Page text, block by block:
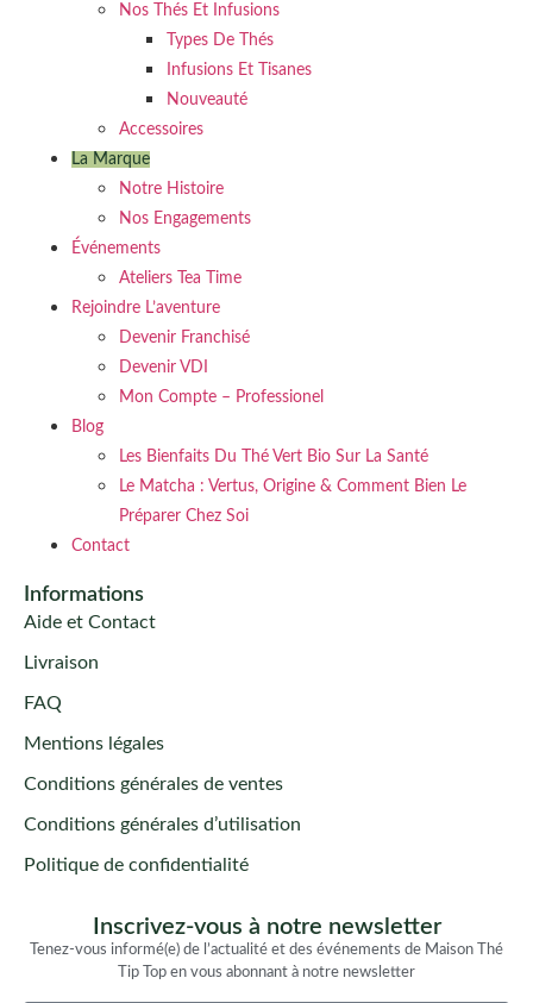
Nos Thés Et Infusions
Types De Thés
Infusions Et Tisanes
Nouveauté
Accessoires
La Marque
Notre Histoire
Nos Engagements
Événements
Ateliers Tea Time
Rejoindre L’aventure
Devenir Franchisé
Devenir VDI
Mon Compte – Professionel
Blog
Les Bienfaits Du Thé Vert Bio Sur La Santé
Le Matcha : Vertus, Origine & Comment Bien Le
Préparer Chez Soi
Contact
Informations
Aide et Contact
Livraison
FAQ
Mentions légales
Conditions générales de ventes
Conditions générales d’utilisation
Politique de confidentialité
Inscrivez-vous à notre newsletter
Tenez-vous informé(e) de l’actualité et des événements de Maison Thé
Tip Top en vous abonnant à notre newsletter